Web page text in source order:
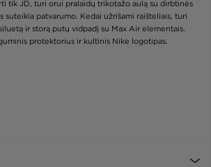
tik JD, turi orui pralaidų trikotažo aulą su dirbtinės
suteikia patvarumo. Kedai užrišami raišteliais, turi
ir storą putų vidpadį su Max Air elementais.
protektorius ir kultinis Nike logotipas.